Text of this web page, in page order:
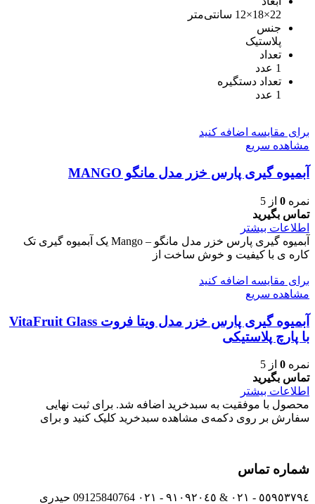
22×18×12 سانتی‌متر
جنس
پلاستیک
تعداد
1 عدد
تعداد دستگیره
1 عدد
برای مقایسه اضافه کنید
مشاهده سریع
آبمیوه گیری پارس خزر مدل مانگو MANGO
نمره 0 از 5
تماس بگیرید
اطلاعات بیشتر
آبمیوه گیری پارس خزر مدل مانگو – Mango یک آبمیوه گیری تک
کاره ی با کیفیت و خوش ساخت از
برای مقایسه اضافه کنید
مشاهده سریع
آبمیوه گیری پارس خزر مدل ویتا فروت VitaFruit Glass
با پارچ پلاستیکی
نمره 0 از 5
تماس بگیرید
اطلاعات بیشتر
محصول با موفقیت به سبدخرید اضافه شد. برای ثبت نهایی
سفارش بر روی دکمه‌ی مشاهده سبدخرید کلیک کنید و برای
شماره تماس
٥٥٩٥٣٧٩٤ - ٠٢١ & ٩١٠٩٢٠٤٥ - ٠٢١ 09125840764 حیدری